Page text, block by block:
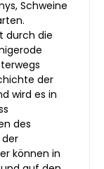
Schweine
durch die
der
wird es in
des
der
können in